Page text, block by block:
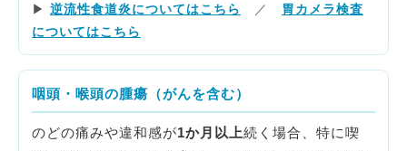
▶ 逆流性食道炎についてはこちら ／
胃カメラ検査
についてはこちら
咽頭・喉頭の腫瘍（がんを含む）
のどの痛みや違和感が1か月以上続く場合、特に喫